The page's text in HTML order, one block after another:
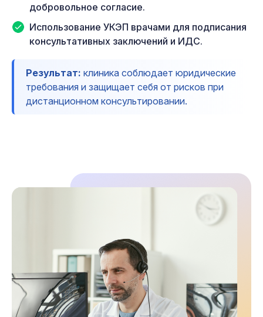
добровольное согласие.
Использование УКЭП врачами для подписания
консультативных заключений и ИДС.
Результат: клиника соблюдает юридические
требования и защищает себя от рисков при
дистанционном консультировании.